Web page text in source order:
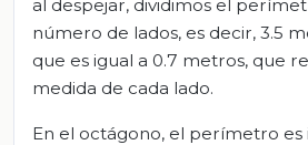
al despejar, dividimos el
número de lados, es decir, 3.5
que es igual a 0.7 metros, que
medida de cada lado.
En el octágono, el perímetro es